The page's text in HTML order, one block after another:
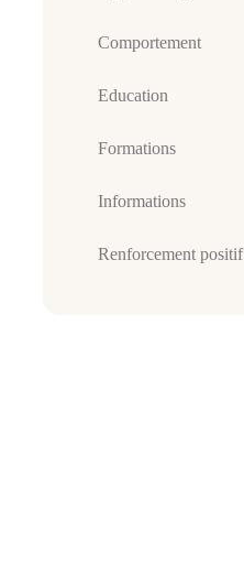
Comportement
Education
Formations
Informations
Renforcement positif